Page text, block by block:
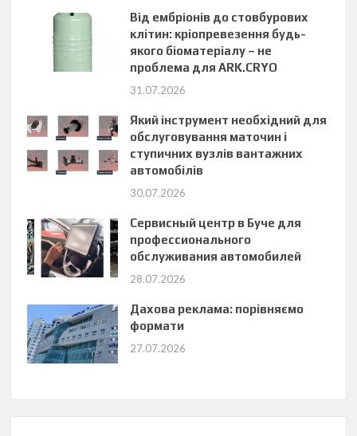
Від ембріонів до стовбурових
клітин: кріопревезення будь-
якого біоматеріалу – не
проблема для ARK.CRYO
31.07.2026
Який інструмент необхідний для
обслуговування маточин і
ступичних вузлів вантажних
автомобілів
30.07.2026
Сервисный центр в Буче для
профессионального
обслуживания автомобилей
28.07.2026
Дахова реклама: порівняємо
формати
27.07.2026